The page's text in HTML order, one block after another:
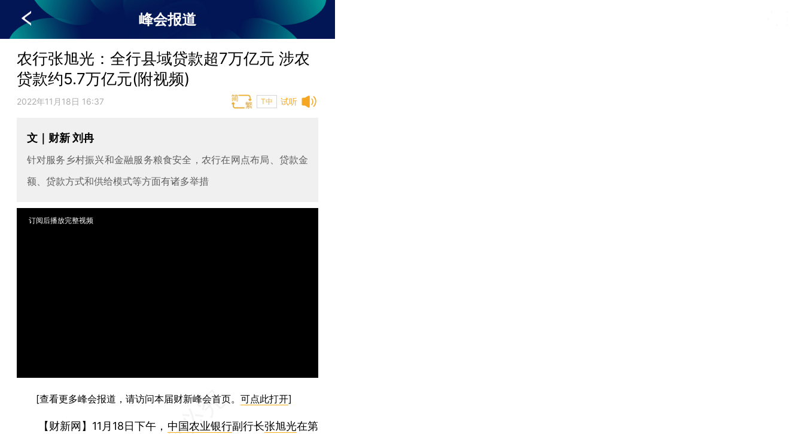
峰会报道
农行张旭光：全行县域贷款超7万亿元 涉农
贷款约5.7万亿元(附视频)
试听
2022年11月18日 16:37 T中
文｜财新 刘冉
针对服务乡村振兴和金融服务粮食安全，农行在网点布局、贷款金
额、贷款方式和供给模式等方面有诸多举措
订阅后播放完整视频
[查看更多峰会报道，请访问本届财新峰会首页。 可点此打开]
【财新网】 11月18日下午， 中国农业银行副行长张旭光在第